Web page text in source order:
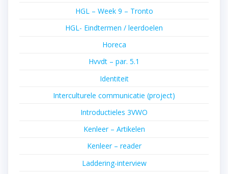
HGL – Week 9 – Tronto
HGL- Eindtermen / leerdoelen
Horeca
Hvvdt – par. 5.1
Identiteit
Interculturele communicatie (project)
Introductieles 3VWO
Kenleer – Artikelen
Kenleer – reader
Laddering-interview